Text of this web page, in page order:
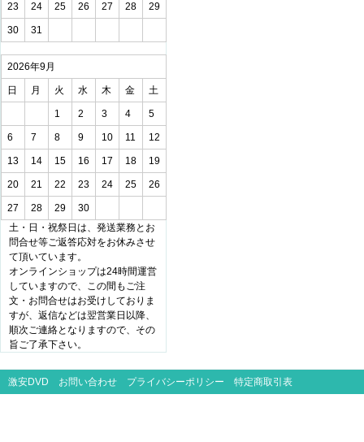
23 24 25 26 27 28 29
30 31
2026年9月
日 月 火 水 木 金 土
1 2 3 4 5
6 7 8 9 10 11 12
13 14 15 16 17 18 19
20 21 22 23 24 25 26
27 28 29
30
土・日・祝祭日は、発送業務とお
問合せ等ご返答応対をお休みさせ
て頂いています。
オンラインショップは24時間運営
していますので、この間もご注
文・お問合せはお受けしておりま
すが、返信などは翌営業日以降、
順次ご連絡となりますので、その
旨ご了承下さい。
激安DVD お問い合わせ プライバシーポリシー 特定商取引表